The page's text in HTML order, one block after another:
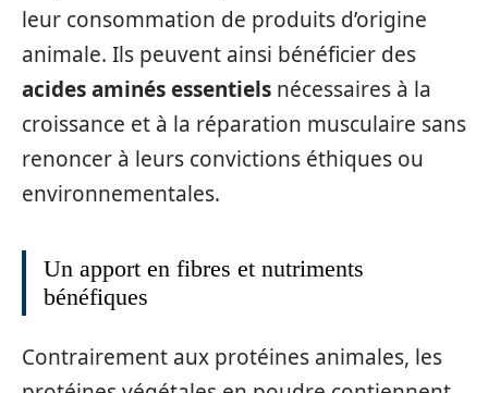
leur consommation de produits d’origine
animale. Ils peuvent ainsi bénéficier des
acides aminés essentiels nécessaires à la
croissance et à la réparation musculaire sans
renoncer à leurs convictions éthiques ou
environnementales.
Un apport en fibres et nutriments
bénéfiques
Contrairement aux protéines animales, les